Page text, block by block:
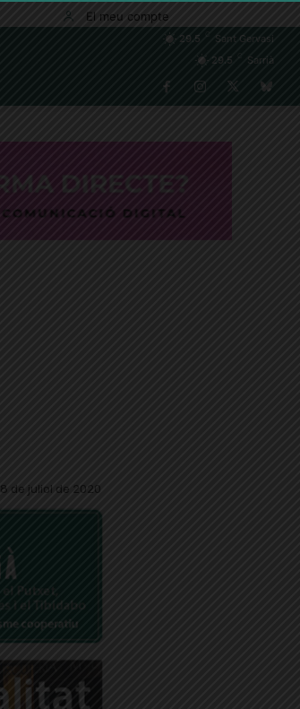
El meu compte
29.5
Sant Gervasi
29.5
Sarrià
8 de juliol de 2020